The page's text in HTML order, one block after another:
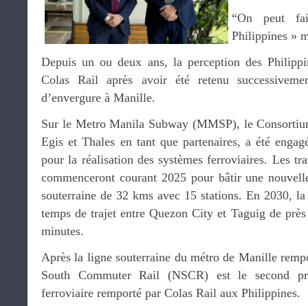
“On peut
Philippines »
Depuis un ou deux ans, la perception des
Colas Rail après avoir été retenu
d’envergure à Manille.
Sur le Metro Manila Subway (MMSP), le
Egis et Thales en tant que partenaires, a été
pour la réalisation des systèmes ferroviaires. Les
commenceront courant 2025 pour bâtir une
souterraine de 32 kms avec 15 stations. En 2030,
temps de trajet entre Quezon City et Taguig de
minutes.
Après la ligne souterraine du métro de Manille
South Commuter Rail (NSCR) est le second
ferroviaire remporté par Colas Rail aux Philippines.